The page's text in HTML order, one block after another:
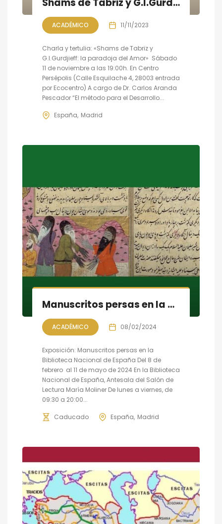
Shams de Tabriz y G.I.Gurdjieff: la paradoja del Amor
ACADÉMICO 11/11/2023
Charla y tertulia: «Shams de Tabriz y
G.I.Gurdjieff: la paradoja del Amor» Sábado
11 de noviembre a las 19:00h. En Centro
Persépolis (Calle Esquilache 4, 28003 entrada
por Ecocentro) A cargo de Dr. Carlos Aranda
Pescador “El método para el Desarrollo...
España Madrid
Manuscritos persas en la Biblioteca Nacional de España
ACADÉMICO 08/02/2024
Exposición: Manuscritos persas en la
Biblioteca Nacional de España Del 8 de
febrero al 11 de mayo de 2024 En la Biblioteca
Nacional de España, Antesala del Salón de
Lectura María Moliner De lunes a viernes, de
09:30 a 20:00...
Caducado España Madrid